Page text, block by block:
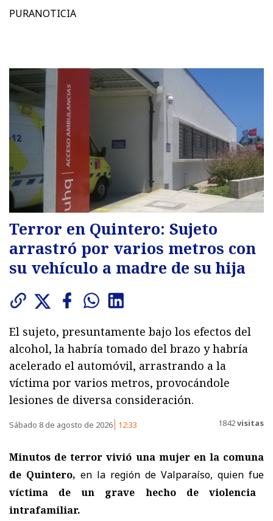
PURANOTICIA
Terror en Quintero: Sujeto
arrastró por varios metros con
su vehículo a madre de su hija
El sujeto, presuntamente bajo los efectos del
alcohol, la habría tomado del brazo y habría
acelerado el automóvil, arrastrando a la
víctima por varios metros, provocándole
lesiones de diversa consideración.
Sábado 8 de agosto de 2026 12:33 1842visitas
Minutos de terror vivió una mujer en la comuna
de Quintero, en la región de Valparaíso, quien fue
víctima de un grave hecho de violencia
intrafamiliar.